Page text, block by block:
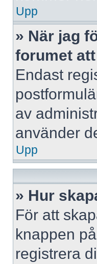
Upp
» När jag
forumet
Endast
av
använder
Upp
» Hur
För att
knappen
registrera